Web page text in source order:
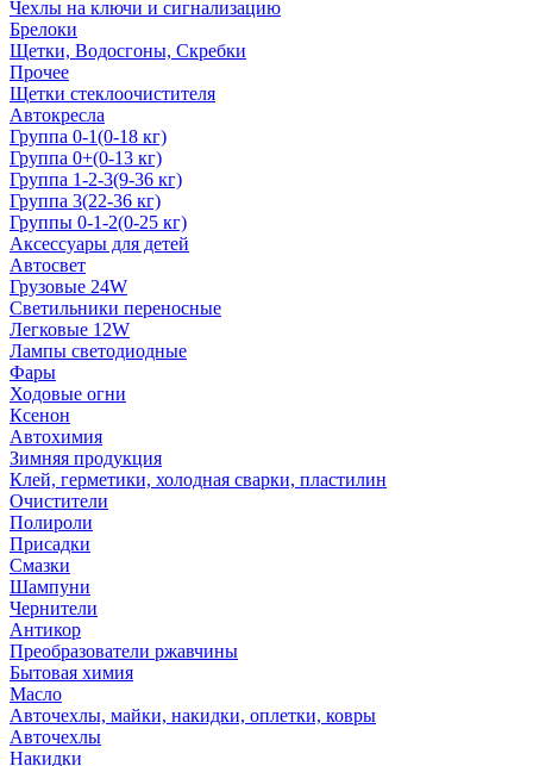
Чехлы на ключи и сигнализацию
Брелоки
Щетки, Водосгоны, Скребки
Прочее
Щетки стеклоочистителя
Автокресла
Группа 0-1(0-18 кг)
Группа 0+(0-13 кг)
Группа 1-2-3(9-36 кг)
Группа 3(22-36 кг)
Группы 0-1-2(0-25 кг)
Аксессуары для детей
Автосвет
Грузовые 24W
Светильники переносные
Легковые 12W
Лампы светодиодные
Фары
Ходовые огни
Ксенон
Автохимия
Зимняя продукция
Клей, герметики, холодная сварки, пластилин
Очистители
Полироли
Присадки
Смазки
Шампуни
Чернители
Антикор
Преобразователи ржавчины
Бытовая химия
Масло
Авточехлы, майки, накидки, оплетки, ковры
Авточехлы
Накидки